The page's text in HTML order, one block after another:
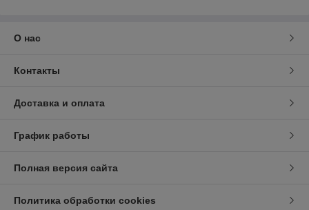
О нас
Контакты
Доставка и оплата
График работы
Полная версия сайта
Политика обработки cookies